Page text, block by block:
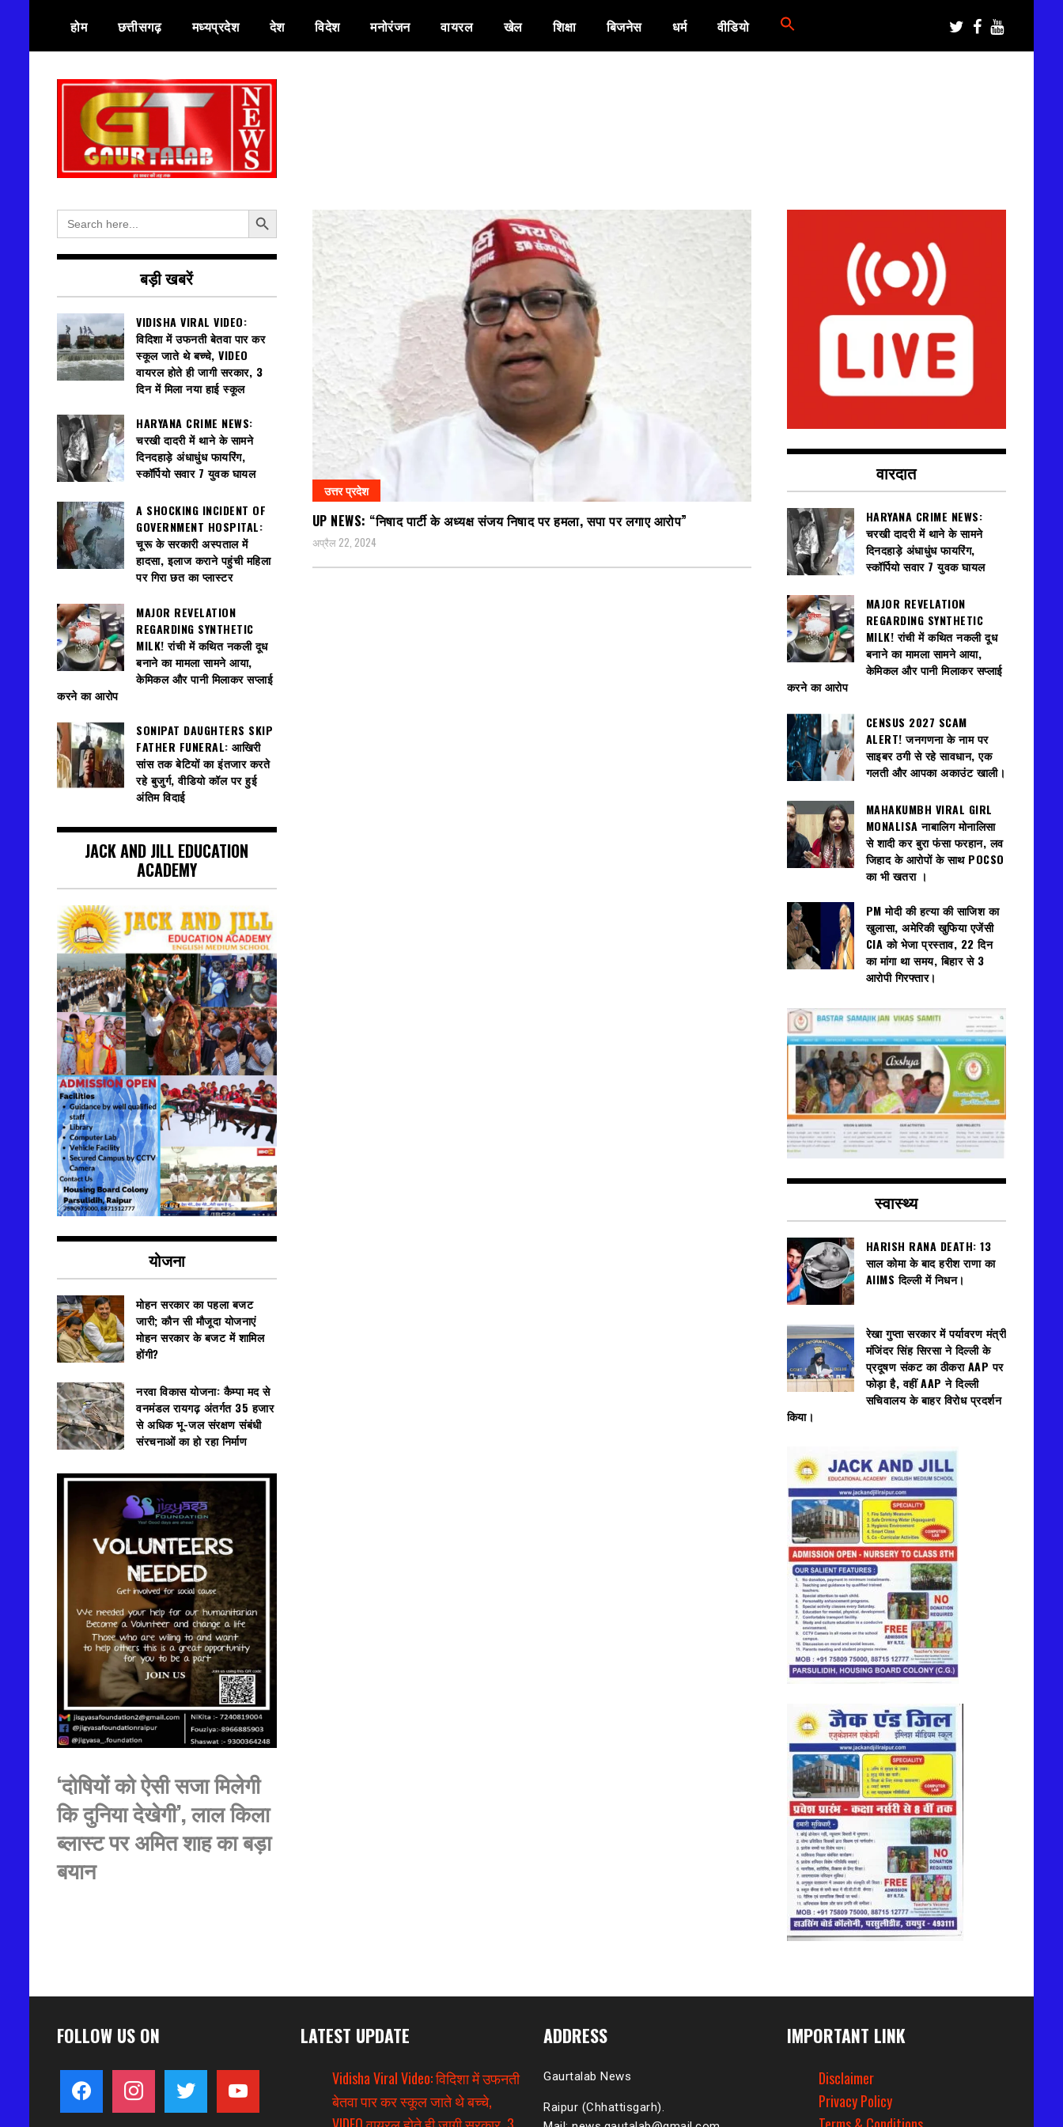
content
होम छत्तीसगढ़ मध्यप्रदेश देश विदेश मनोरंजन वायरल खेल शिक्षा बिजनेस धर्म वीडियो
गौरतलब न्यूज
उत्तर प्रदेश
UP NEWS: “निषाद पार्टी के अध्यक्ष संजय निषाद पर हमला, सपा पर लगाए आरोप”
अप्रैल 22, 2024
Search
for:
Search Button
बड़ी खबरें
VIDISHA VIRAL VIDEO:
विदिशा में उफनती बेतवा पार कर
स्कूल जाते थे बच्चे, VIDEO
वायरल होते ही जागी सरकार, 3
दिन में मिला नया हाई स्कूल
HARYANA CRIME NEWS:
चरखी दादरी में थाने के सामने
दिनदहाड़े अंधाधुंध फायरिंग,
स्कॉर्पियो सवार 7 युवक घायल
A SHOCKING INCIDENT OF
GOVERNMENT HOSPITAL:
चूरू के सरकारी अस्पताल में
हादसा, इलाज कराने पहुंची महिला
पर गिरा छत का प्लास्टर
MAJOR REVELATION
REGARDING SYNTHETIC
MILK! रांची में कथित नकली दूध
बनाने का मामला सामने आया,
केमिकल और पानी मिलाकर सप्लाई
करने का आरोप
SONIPAT DAUGHTERS SKIP
FATHER FUNERAL: आखिरी
सांस तक बेटियों का इंतजार करते
रहे बुजुर्ग, वीडियो कॉल पर हुई
अंतिम विदाई
JACK AND JILL EDUCATION
ACADEMY
योजना
मोहन सरकार का पहला बजट
जारी; कौन सी मौजूदा योजनाएं
मोहन सरकार के बजट में शामिल
होंगी?
नरवा विकास योजना: कैम्पा मद से
वनमंडल रायगढ़ अंतर्गत 35 हजार
से अधिक भू-जल संरक्षण संबंधी
संरचनाओं का हो रहा निर्माण
‘दोषियों को ऐसी सजा मिलेगी
कि दुनिया देखेगी’, लाल किला
ब्लास्ट पर अमित शाह का बड़ा
बयान
वारदात
HARYANA CRIME NEWS:
चरखी दादरी में थाने के सामने
दिनदहाड़े अंधाधुंध फायरिंग,
स्कॉर्पियो सवार 7 युवक घायल
MAJOR REVELATION
REGARDING SYNTHETIC
MILK! रांची में कथित नकली दूध
बनाने का मामला सामने आया,
केमिकल और पानी मिलाकर सप्लाई
करने का आरोप
CENSUS 2027 SCAM
ALERT! जनगणना के नाम पर
साइबर ठगी से रहे सावधान, एक
गलती और आपका अकाउंट खाली।
MAHAKUMBH VIRAL GIRL
MONALISA नाबालिग मोनालिसा
से शादी कर बुरा फंसा फरहान, लव
जिहाद के आरोपों के साथ POCSO
का भी खतरा ।
PM मोदी की हत्या की साजिश का
खुलासा, अमेरिकी खुफिया एजेंसी
CIA को भेजा प्रस्ताव, 22 दिन
का मांगा था समय, बिहार से 3
आरोपी गिरफ्तार।
स्वास्थ्य
HARISH RANA DEATH: 13
साल कोमा के बाद हरीश राणा का
AIIMS दिल्ली में निधन।
रेखा गुप्ता सरकार में पर्यावरण मंत्री
मंजिंदर सिंह सिरसा ने दिल्ली के
प्रदूषण संकट का ठीकरा AAP पर
फोड़ा है, वहीं AAP ने दिल्ली
सचिवालय के बाहर विरोध प्रदर्शन
किया।
FOLLOW US ON
facebook instagram twitter youtube
LATEST UPDATE
Vidisha Viral Video: विदिशा में उफनती
बेतवा पार कर स्कूल जाते थे बच्चे,
ADDRESS
Gaurtalab News
Raipur (Chhattisgarh).
IMPORTANT LINK
Disclaimer
Privacy Policy